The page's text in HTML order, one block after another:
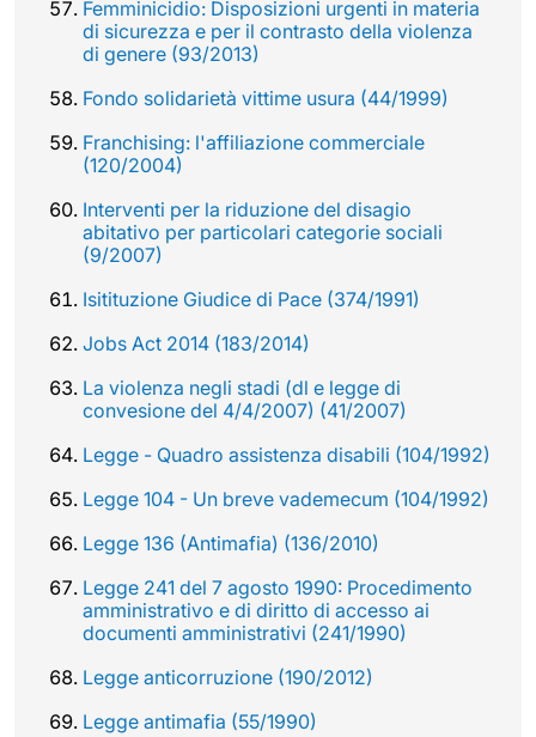
Femminicidio: Disposizioni urgenti in materia
di sicurezza e per il contrasto della violenza
di genere (93/2013)
Fondo solidarietà vittime usura (44/1999)
Franchising: l'affiliazione commerciale
(120/2004)
Interventi per la riduzione del disagio
abitativo per particolari categorie sociali
(9/2007)
Isitituzione Giudice di Pace (374/1991)
Jobs Act 2014 (183/2014)
La violenza negli stadi (dl e legge di
convesione del 4/4/2007) (41/2007)
Legge - Quadro assistenza disabili (104/1992)
Legge 104 - Un breve vademecum (104/1992)
Legge 136 (Antimafia) (136/2010)
Legge 241 del 7 agosto 1990: Procedimento
amministrativo e di diritto di accesso ai
documenti amministrativi (241/1990)
Legge anticorruzione (190/2012)
Legge antimafia (55/1990)